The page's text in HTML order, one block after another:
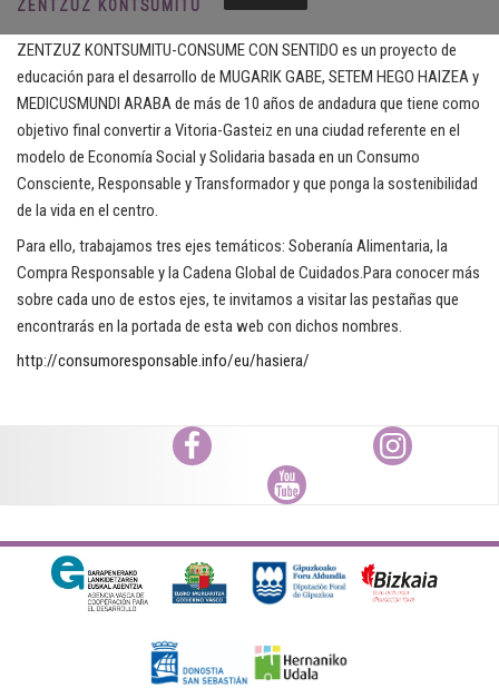
ZENTZUZ KONTSUMITU
ZENTZUZ KONTSUMITU-CONSUME CON SENTIDO es un proyecto de
educación para el desarrollo de MUGARIK GABE, SETEM HEGO HAIZEA y
MEDICUSMUNDI ARABA de más de 10 años de andadura que tiene como
objetivo final convertir a Vitoria-Gasteiz en una ciudad referente en el
modelo de Economía Social y Solidaria basada en un Consumo
Consciente, Responsable y Transformador y que ponga la sostenibilidad
de la vida en el centro.
Para ello, trabajamos tres ejes temáticos: Soberanía Alimentaria, la
Compra Responsable y la Cadena Global de Cuidados.Para conocer más
sobre cada uno de estos ejes, te invitamos a visitar las pestañas que
encontrarás en la portada de esta web con dichos nombres.
http://consumoresponsable.info/eu/hasiera/